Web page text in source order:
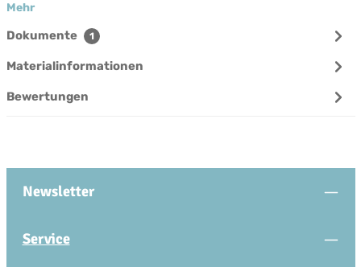
Mehr
Dokumente 1
Materialinformationen
Bewertungen
Newsletter
Service